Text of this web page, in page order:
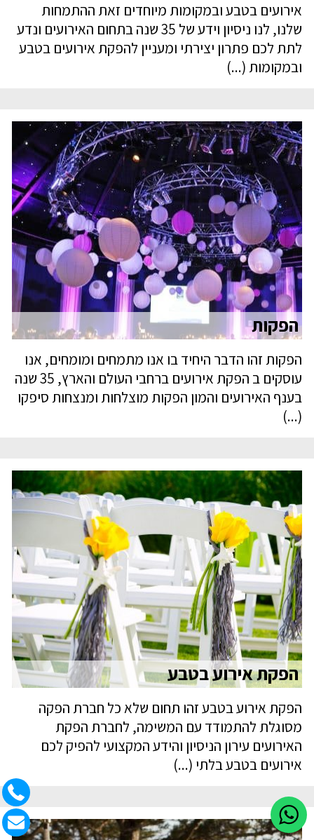
אירועים בטבע ובמקומות מיוחדים זאת ההתמחות
שלנו, לנו ניסיון וידע של 35 שנה בתחום האירועים ונדע
לתת לכם פתרון יצירתי ומעניין להפקת אירועים בטבע
ובמקומות (...)
הפקות
הפקות זהו הדבר היחיד בו אנו מתמחים ומומחים, אנו
עוסקים ב הפקת אירועים ברחבי העולם והארץ, 35 שנה
בענף האירועים והמון הפקות מוצלחות ומנצחות סיפקו
(...)
הפקת אירוע בטבע
הפקת אירוע בטבע זהו תחום שלא כל חברת הפקה
מסוגלת להתמודד עם המשימה, לחברת הפקת
האירועים עירון הניסיון והידע המקצועי להפיק לכם
אירועים בטבע בלתי (...)